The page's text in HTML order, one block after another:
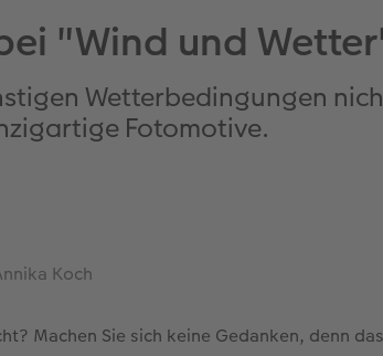
"Wind und
Wetterbedingungen
Fotomotive.
Koch
Machen Sie sich keine Gedanken, denn